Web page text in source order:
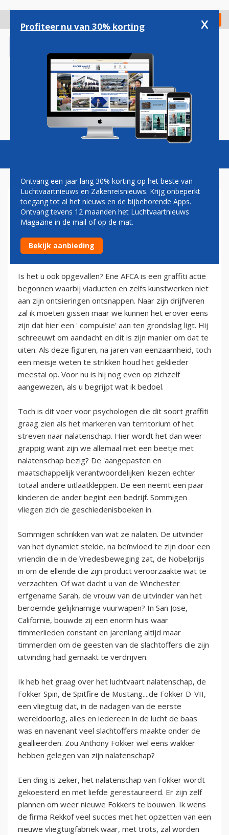
gaan
Check in
Magazine Podcasts Vacatures
HARRY HAAS:
NAGELATEN.......
14 juli 2009
Is het u ook opgevallen? Ene AFCA is een graffiti actie
begonnen waarbij viaducten en zelfs kunstwerken niet
aan zijn ontsieringen ontsnappen. Naar zijn drijfveren
zal ik moeten gissen maar we kunnen het erover eens
zijn dat hier een ' compulsie' aan ten grondslag ligt. Hij
schreeuwt om aandacht en dit is zijn manier om dat te
uiten. Als deze figuren, na jaren van eenzaamheid, toch
een meisje weten te strikken houd het geklieder
meestal op. Voor nu is hij nog even op zichzelf
aangewezen, als u begrijpt wat ik bedoel.
Toch is dit voer voor psychologen die dit soort graffiti
graag zien als het markeren van territorium of het
streven naar nalatenschap. Hier wordt het dan weer
grappig want zijn we allemaal niet een beetje met
nalatenschap bezig? De 'aangepasten en
maatschappelijk verantwoordelijken' kiezen echter
totaal andere uitlaatkleppen. De een neemt een paar
kinderen de ander begint een bedrijf. Sommigen
vliegen zich de geschiedenisboeken in.
Sommigen schrikken van wat ze nalaten. De uitvinder
van het dynamiet stelde, na beïnvloed te zijn door een
vriendin die in de Vredesbeweging zat, de Nobelprijs
in om de ellende die zijn product veroorzaakte wat te
verzachten. Of wat dacht u van de Winchester
erfgename Sarah, de vrouw van de uitvinder van het
beroemde gelijknamige vuurwapen? In San Jose,
Californië, bouwde zij een enorm huis waar
timmerlieden constant en jarenlang altijd maar
timmerden om de geesten van de slachtoffers die zijn
uitvinding had gemaakt te verdrijven.
Ik heb het graag over het luchtvaart nalatenschap, de
Fokker Spin, de Spitfire de Mustang....de Fokker D-VII,
een vliegtuig dat, in de nadagen van de eerste
wereldoorlog, alles en iedereen in de lucht de baas
was en navenant veel slachtoffers maakte onder de
geallieerden. Zou Anthony Fokker wel eens wakker
hebben gelegen van zijn nalatenschap?
Een ding is zeker, het nalatenschap van Fokker wordt
gekoesterd en met liefde gerestaureerd. Er zijn zelf
plannen om weer nieuwe Fokkers te bouwen. Ik wens
de firma Rekkof veel succes met het opzetten van een
nieuwe vliegtuigfabriek waar, met trots, zal worden
Profiteer nu van 30% korting x
Ontvang een jaar lang 30% korting op het beste van
Luchtvaartnieuws en Zakenreisnieuws. Krijg onbeperkt
toegang tot al het nieuws en de bijbehorende Apps.
Ontvang tevens 12 maanden het Luchtvaartnieuws
Magazine in de mail of op de mat.
Bekijk aanbieding